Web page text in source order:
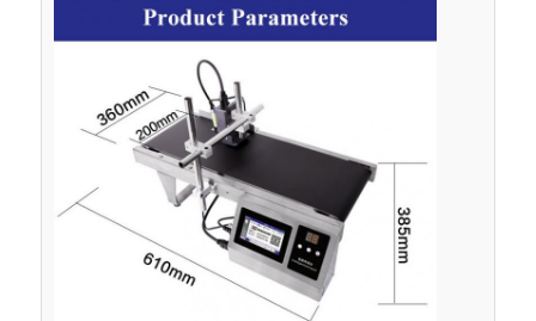
Nachrichten
Maschine zum Markieren mit Faserlaser